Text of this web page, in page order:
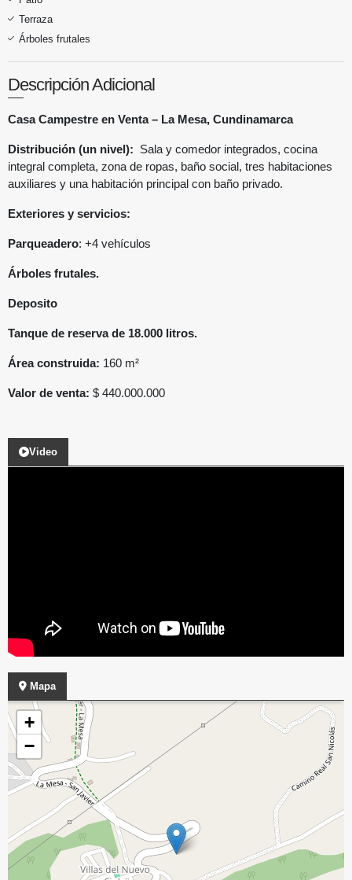
Terraza
Árboles frutales
Descripción Adicional
Casa Campestre en Venta – La Mesa, Cundinamarca
Distribución (un nivel): Sala y comedor integrados, cocina
integral completa, zona de ropas, baño social, tres habitaciones
auxiliares y una habitación principal con baño privado.
Exteriores y servicios:
Parqueadero: +4 vehículos
Árboles frutales.
Deposito
Tanque de reserva de 18.000 litros.
Área construida: 160 m²
Valor de venta: $ 440.000.000
Video
Mapa
+
−